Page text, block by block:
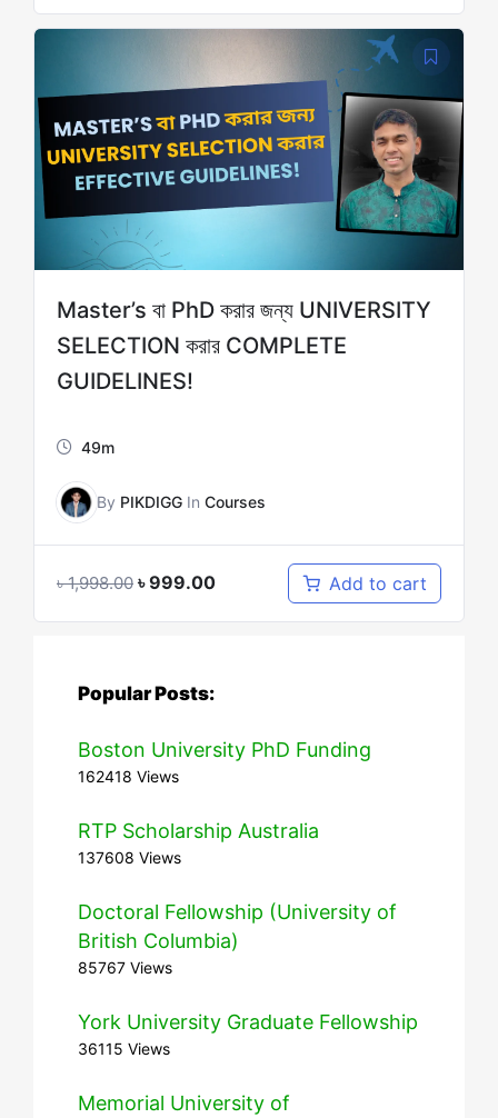
Master’s বা PhD করার জন্য UNIVERSITY
SELECTION করার COMPLETE
GUIDELINES!
49m
By PIKDIGG In Courses
৳1,998.00 ৳999.00 Add to cart
Popular Posts:
Boston University PhD Funding
162418 Views
RTP Scholarship Australia
137608 Views
Doctoral Fellowship (University of
British Columbia)
85767 Views
York University Graduate Fellowship
36115 Views
Memorial University of